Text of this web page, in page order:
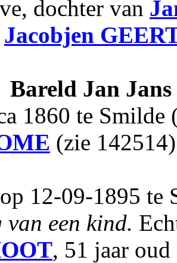
dochter van
Jacobjen
Bareld Jan Jans
1860 te
(zie
12-09-1895
een kind.
, 51 jaar